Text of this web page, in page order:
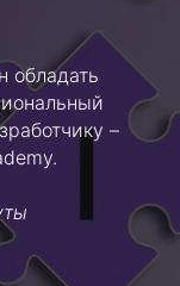
обладать
–